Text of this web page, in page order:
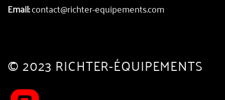
Email:contact@richter-equipements.com
© 2023 RICHTER-ÉQUIPEMENTS